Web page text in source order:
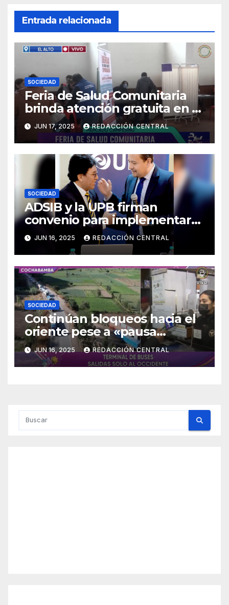
Entrada relacionada
SOCIEDAD
Feria de Salud Comunitaria
brinda atención gratuita en El
Alto
JUN 17, 2025 REDACCIÓN CENTRAL
SOCIEDAD
ADSIB y la UPB firman
convenio para implementar
certificados digitales
JUN 16, 2025 REDACCIÓN CENTRAL
SOCIEDAD
Continúan bloqueos hacia el
oriente pese a «pausa
humanitaria»
JUN 16, 2025 REDACCIÓN CENTRAL